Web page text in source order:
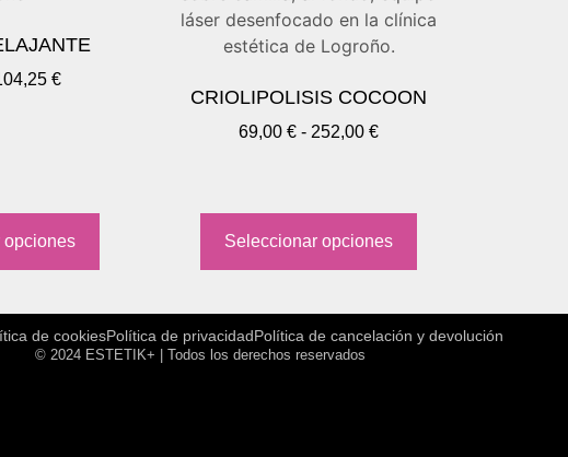
€
opciones
CRIOLIPOLISIS COCOON
69,00 € - 252,00 €
Seleccionar opciones
de cookiesPolítica de privacidadPolítica de cancelación y devolución
© 2024 ESTETIK+ | Todos los derechos reservados